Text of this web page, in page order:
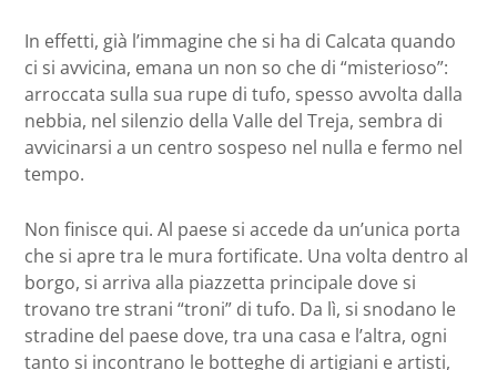
In effetti, già l’immagine che si ha di Calcata quando
ci si avvicina, emana un non so che di “misterioso”:
arroccata sulla sua rupe di tufo, spesso avvolta dalla
nebbia, nel silenzio della Valle del Treja, sembra di
avvicinarsi a un centro sospeso nel nulla e fermo nel
tempo.
Non finisce qui. Al paese si accede da un’unica porta
che si apre tra le mura fortificate. Una volta dentro al
borgo, si arriva alla piazzetta principale dove si
trovano tre strani “troni” di tufo. Da lì, si snodano le
stradine del paese dove, tra una casa e l’altra, ogni
tanto si incontrano le botteghe di artigiani e artisti,